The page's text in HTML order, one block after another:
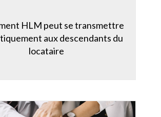
HLM peut se transmettre
aux descendants du
locataire